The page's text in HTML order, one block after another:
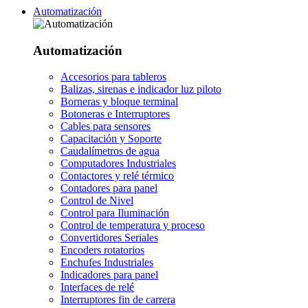
Automatización
Automatización
Accesorios para tableros
Balizas, sirenas e indicador luz piloto
Borneras y bloque terminal
Botoneras e Interruptores
Cables para sensores
Capacitación y Soporte
Caudalímetros de agua
Computadores Industriales
Contactores y relé térmico
Contadores para panel
Control de Nivel
Control para Iluminación
Control de temperatura y proceso
Convertidores Seriales
Encoders rotatorios
Enchufes Industriales
Indicadores para panel
Interfaces de relé
Interruptores fin de carrera